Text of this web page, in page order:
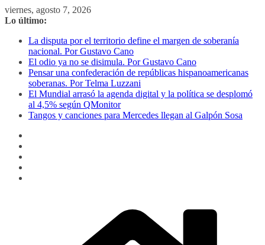
Saltar
al
viernes, agosto 7, 2026
Lo último:
La disputa por el territorio define el margen de soberanía
nacional. Por Gustavo Cano
El odio ya no se disimula. Por Gustavo Cano
Pensar una confederación de repúblicas hispanoamericanas
soberanas. Por Telma Luzzani
El Mundial arrasó la agenda digital y la política se desplomó
al 4,5% según QMonitor
Tangos y canciones para Mercedes llegan al Galpón Sosa